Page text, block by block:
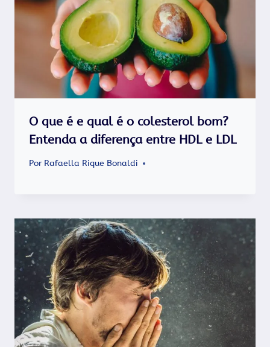
O que é e qual é o colesterol bom?
Entenda a diferença entre HDL e LDL
Por Rafaella Rique Bonaldi